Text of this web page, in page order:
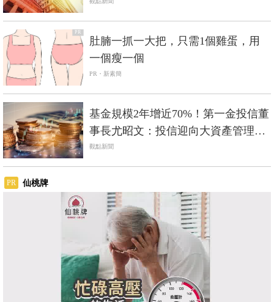
時機
PR
肚腩一抓一大把，只需1個雞蛋，用
一個瘦一個
PR・新素簡
基金規模2年增近70%！第一金投信董
事長尤昭文：投信迎向大資產管理時
代
觀點新聞
PR 仙桃牌